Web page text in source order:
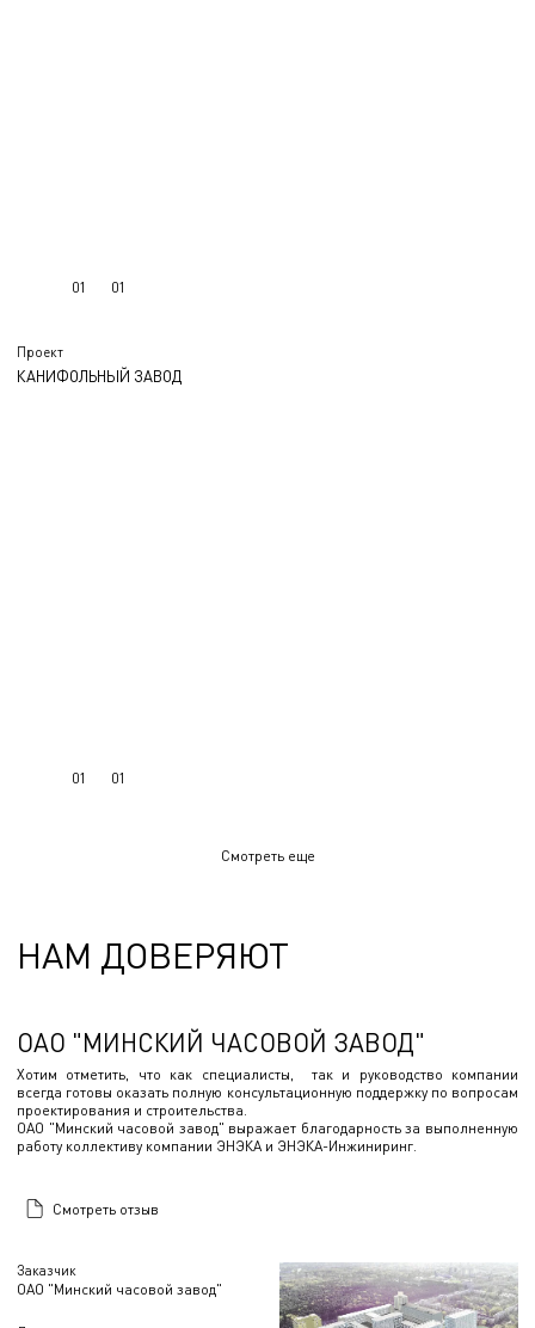
01 01
Проект
КАНИФОЛЬНЫЙ ЗАВОД
01 01
Смотреть еще
НАМ ДОВЕРЯЮТ
Заказчик
ОАО "Минский часовой завод"
ОАО "МИНСКИЙ ЧАСОВОЙ ЗАВОД"
Хотим отметить, что как специалисты, так и руководство компании
всегда готовы оказать полную консультационную поддержку по вопросам
проектирования и строительства.
ОАО "Минский часовой завод" выражает благодарность за выполненную
работу коллективу компании ЭНЭКА и ЭНЭКА-Инжиниринг.
Смотреть отзыв